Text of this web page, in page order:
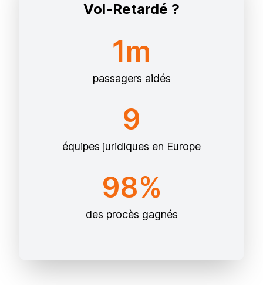
Vol-Retardé ?
1m
passagers aidés
9
équipes juridiques en Europe
98%
des procès gagnés